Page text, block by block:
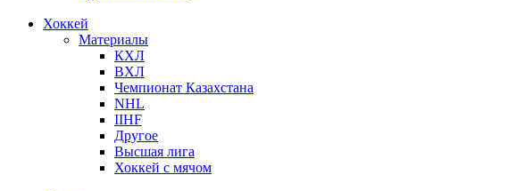
Хоккей
Материалы
КХЛ
ВХЛ
Чемпионат Казахстана
NHL
IIHF
Другое
Высшая лига
Хоккей с мячом